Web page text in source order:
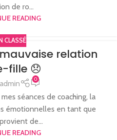
de ro...
READING
CLASSÉ
relation
fille 😞
0
séances de coaching, la
émotionnelles en tant que
de...
READING